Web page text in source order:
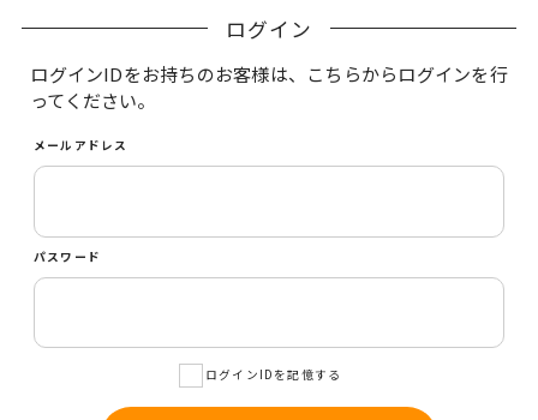
商品を探す
MUNOAGE スキンケア
MUNOAGE
ログイン
ログインIDをお持ちのお客様は、こちらからログインを行
ってください。
メールアドレス
パスワード
ログインIDを記憶する